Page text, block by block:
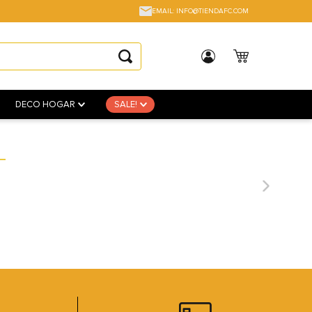
EMAIL: INFO@TIENDAFC.COM
DECO HOGAR SALE!